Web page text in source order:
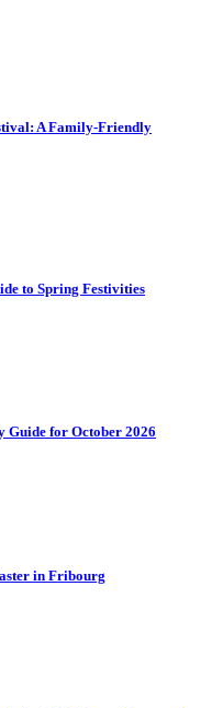
A Family-Friendly
to Spring Festivities
Guide for October 2026
in Fribourg